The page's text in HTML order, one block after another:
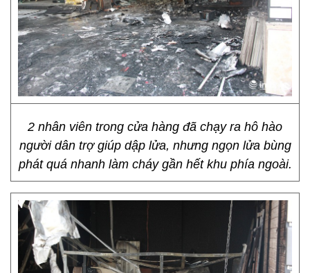
2 nhân viên trong cửa hàng đã chạy ra hô hào
người dân trợ giúp dập lửa, nhưng ngọn lửa bùng
phát quá nhanh làm cháy gần hết khu phía ngoài.